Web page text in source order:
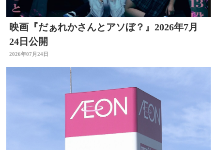
映画『だぁれかさんとアソぼ？』2026年7月
24日公開
2026年07月24日